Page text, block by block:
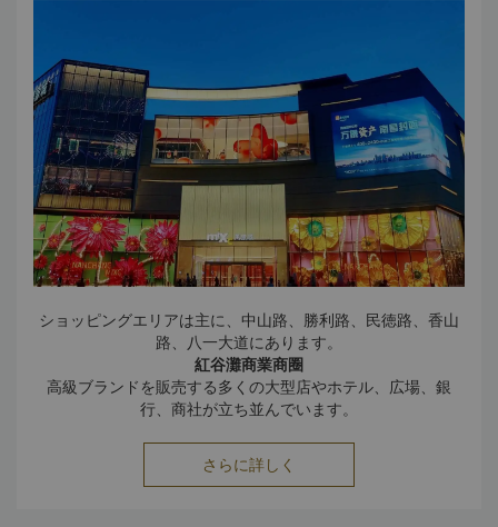
ショッピングエリアは主に、中山路、勝利路、民徳路、香山
路、八一大道にあります。
紅谷灘商業商圈
高級ブランドを販売する多くの大型店やホテル、広場、銀
行、商社が立ち並んでいます。
7つのショッピングビルが立ち並ぶ現代的なショッピングエリ
アです。
さらに詳しく